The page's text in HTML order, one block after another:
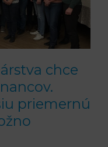
chce
priemernú